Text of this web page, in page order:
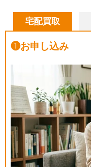
宅配買取
❶お申し込み